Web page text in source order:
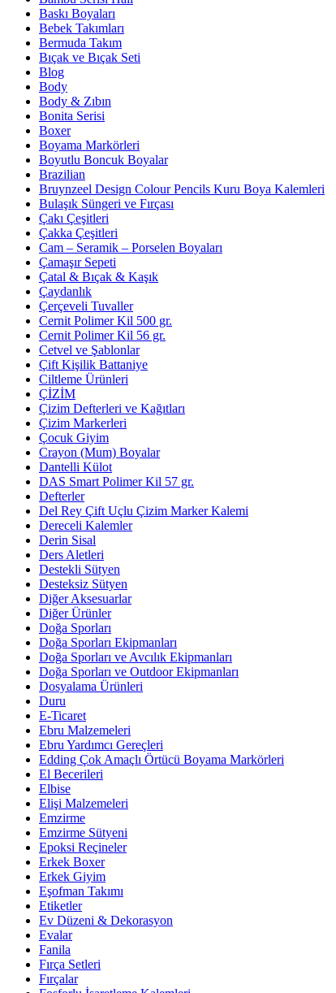
Baskı Boyaları
Bebek Takımları
Bermuda Takım
Bıçak ve Bıçak Seti
Blog
Body
Body & Zıbın
Bonita Serisi
Boxer
Boyama Markörleri
Boyutlu Boncuk Boyalar
Brazilian
Bruynzeel Design Colour Pencils Kuru Boya Kalemleri
Bulaşık Süngeri ve Fırçası
Çakı Çeşitleri
Çakka Çeşitleri
Cam – Seramik – Porselen Boyaları
Çamaşır Sepeti
Çatal & Bıçak & Kaşık
Çaydanlık
Çerçeveli Tuvaller
Cernit Polimer Kil 500 gr.
Cernit Polimer Kil 56 gr.
Cetvel ve Şablonlar
Çift Kişilik Battaniye
Ciltleme Ürünleri
ÇİZİM
Çizim Defterleri ve Kağıtları
Çizim Markerleri
Çocuk Giyim
Crayon (Mum) Boyalar
Dantelli Külot
DAS Smart Polimer Kil 57 gr.
Defterler
Del Rey Çift Uçlu Çizim Marker Kalemi
Dereceli Kalemler
Derin Sisal
Ders Aletleri
Destekli Sütyen
Desteksiz Sütyen
Diğer Aksesuarlar
Diğer Ürünler
Doğa Sporları
Doğa Sporları Ekipmanları
Doğa Sporları ve Avcılık Ekipmanları
Doğa Sporları ve Outdoor Ekipmanları
Dosyalama Ürünleri
Duru
E-Ticaret
Ebru Malzemeleri
Ebru Yardımcı Gereçleri
Edding Çok Amaçlı Örtücü Boyama Markörleri
El Becerileri
Elbise
Elişi Malzemeleri
Emzirme
Emzirme Sütyeni
Epoksi Reçineler
Erkek Boxer
Erkek Giyim
Eşofman Takımı
Etiketler
Ev Düzeni & Dekorasyon
Evalar
Fanila
Fırça Setleri
Fırçalar